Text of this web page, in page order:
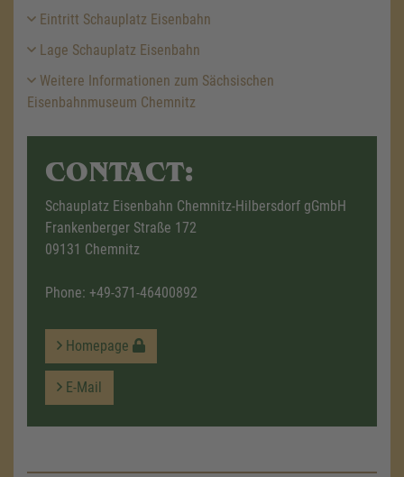
Eintritt Schauplatz Eisenbahn
Lage Schauplatz Eisenbahn
Weitere Informationen zum Sächsischen
Eisenbahnmuseum Chemnitz
CONTACT:
Schauplatz Eisenbahn Chemnitz-Hilbersdorf gGmbH
Frankenberger Straße 172
09131 Chemnitz
Phone: +49-371-46400892
Homepage
E-Mail